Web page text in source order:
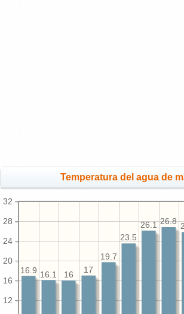
Temperatura del agua de
12
16
20
24
28
32
26.8
26.1
23.5
19.7
17
16
16.1
16.9